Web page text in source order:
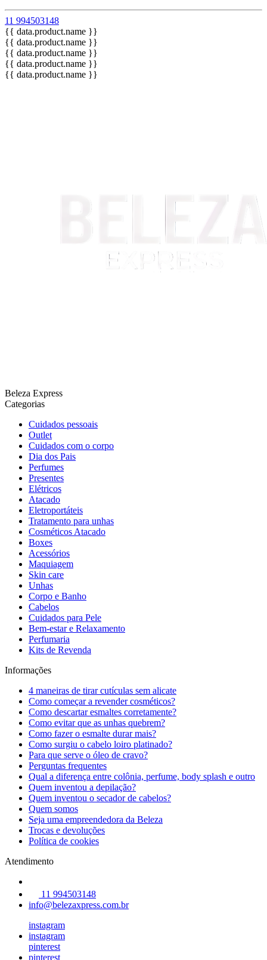
11 994503148
{{ data.product.name }}
{{ data.product.name }}
{{ data.product.name }}
{{ data.product.name }}
{{ data.product.name }}
Beleza Express
Categorias
Cuidados pessoais
Outlet
Cuidados com o corpo
Dia dos Pais
Perfumes
Presentes
Elétricos
Atacado
Eletroportáteis
Tratamento para unhas
Cosméticos Atacado
Boxes
Acessórios
Maquiagem
Skin care
Unhas
Corpo e Banho
Cabelos
Cuidados para Pele
Bem-estar e Relaxamento
Perfumaria
Kits de Revenda
Informações
4 maneiras de tirar cutículas sem alicate
Como começar a revender cosméticos?
Como descartar esmaltes corretamente?
Como evitar que as unhas quebrem?
Como fazer o esmalte durar mais?
Como surgiu o cabelo loiro platinado?
Para que serve o óleo de cravo?
Perguntas frequentes
Qual a diferença entre colônia, perfume, body splash e outro
Quem inventou a depilação?
Quem inventou o secador de cabelos?
Quem somos
Seja uma empreendedora da Beleza
Trocas e devoluções
Política de cookies
Atendimento
11 994503148
info@belezaxpress.com.br
instagram
instagram
pinterest
pinterest